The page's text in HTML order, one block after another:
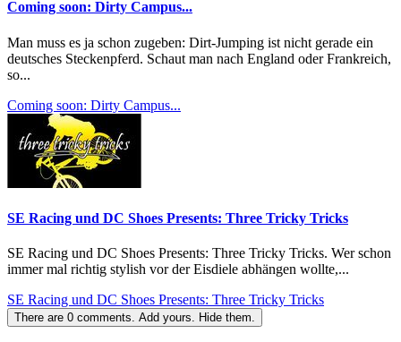
Coming soon: Dirty Campus...
Man muss es ja schon zugeben: Dirt-Jumping ist nicht gerade ein
deutsches Steckenpferd. Schaut man nach England oder Frankreich,
so...
Coming soon: Dirty Campus...
SE Racing und DC Shoes Presents: Three Tricky Tricks
SE Racing und DC Shoes Presents: Three Tricky Tricks. Wer schon
immer mal richtig stylish vor der Eisdiele abhängen wollte,...
SE Racing und DC Shoes Presents: Three Tricky Tricks
There are 0 comments. Add yours. Hide them.